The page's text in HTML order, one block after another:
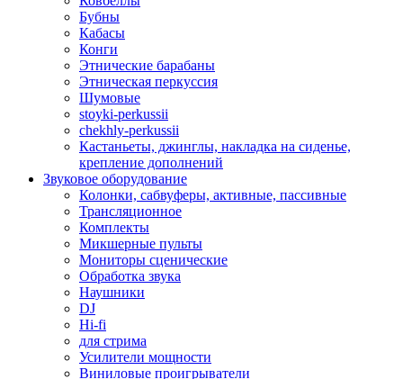
Бубны
Кабасы
Конги
Этнические барабаны
Этническая перкуссия
Шумовые
stoyki-perkussii
chekhly-perkussii
Кастаньеты, джинглы, накладка на сиденье,
крепление дополнений
Звуковое оборудование
Колонки, сабвуферы, активные, пассивные
Трансляционное
Комплекты
Микшерные пульты
Мониторы сценические
Обработка звука
Наушники
DJ
Hi-fi
для стрима
Усилители мощности
Виниловые проигрыватели